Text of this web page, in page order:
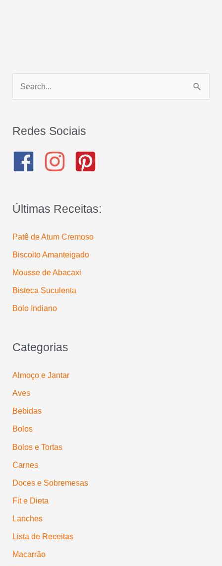
q
r
o
r
:
Redes Sociais
Últimas Receitas:
Patê de Atum Cremoso
Biscoito Amanteigado
Mousse de Abacaxi
Bisteca Suculenta
Bolo Indiano
Categorias
Almoço e Jantar
Aves
Bebidas
Bolos
Bolos e Tortas
Carnes
Doces e Sobremesas
Fit e Dieta
Lanches
Lista de Receitas
Macarrão